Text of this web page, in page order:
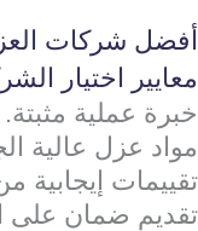
أفضل شركات
معايير اختيار
خبرة عملية مثبتة.
مواد عزل عالية
تقييمات إيجابية
تقديم ضمان على